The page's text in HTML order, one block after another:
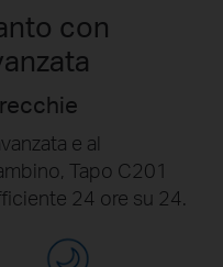
con
e al
Tapo C201
24 ore su 24.